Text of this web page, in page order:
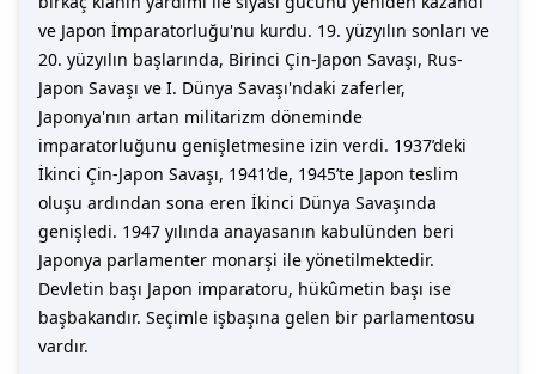
ve Japon İmparatorluğu'nu kurdu. 19. yüzyılın sonları ve
20. yüzyılın başlarında, Birinci Çin-Japon Savaşı, Rus-
Japon Savaşı ve I. Dünya Savaşı'ndaki zaferler,
Japonya'nın artan militarizm döneminde
imparatorluğunu genişletmesine izin verdi. 1937’deki
İkinci Çin-Japon Savaşı, 1941’de, 1945’te Japon teslim
oluşu ardından sona eren İkinci Dünya Savaşında
genişledi. 1947 yılında anayasanın kabulünden beri
Japonya parlamenter monarşi ile yönetilmektedir.
Devletin başı Japon imparatoru, hükûmetin başı ise
başbakandır. Seçimle işbaşına gelen bir parlamentosu
vardır.